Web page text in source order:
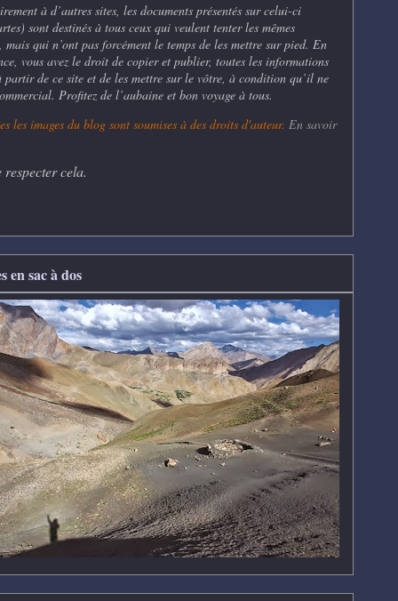
à d’autres sites, les documents présentés sur celui-ci
sont destinés à tous ceux qui veulent tenter les mêmes
mais qui n’ont pas forcément le temps de les mettre sur pied. En
vous avez le droit de copier et publier, toutes les informations
partir de ce site et de les mettre sur le vôtre, à condition qu’il ne
Profitez de l’aubaine et bon voyage à tous.
lesimages du blog sont soumises à des droits d'auteur. En savoir
cela.
en sac à dos